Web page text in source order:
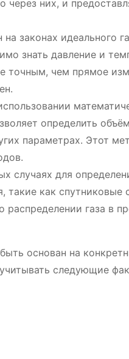
через них, и
законах идеального
знать давление и
точным, чем прямое
определить
параметрах. Этот
случаях для
такие как спутниковые
газа в
основан на
следующие